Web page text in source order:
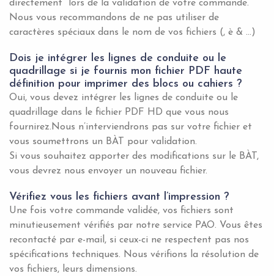
directement lors de la validation de votre commande.
Nous vous recommandons de ne pas utiliser de
caractères spéciaux dans le nom de vos fichiers (, è & …)
Dois je intégrer les lignes de conduite ou le
quadrillage si je fournis mon fichier PDF haute
définition pour imprimer des blocs ou cahiers ?
Oui, vous devez intégrer les lignes de conduite ou le
quadrillage dans le fichier PDF HD que vous nous
fournirez.Nous n’interviendrons pas sur votre fichier et
vous soumettrons un BÀT pour validation.
Si vous souhaitez apporter des modifications sur le BÀT,
vous devrez nous envoyer un nouveau fichier.
Vérifiez vous les fichiers avant l’impression ?
Une fois votre commande validée, vos fichiers sont
minutieusement vérifiés par notre service PAO. Vous êtes
recontacté par e-mail, si ceux-ci ne respectent pas nos
spécifications techniques. Nous vérifions la résolution de
vos fichiers, leurs dimensions.